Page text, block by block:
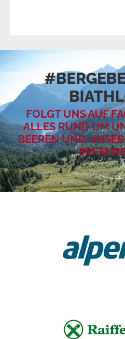
FOLGT UNS AUF
ALLES RUND UM
BEEREN UND